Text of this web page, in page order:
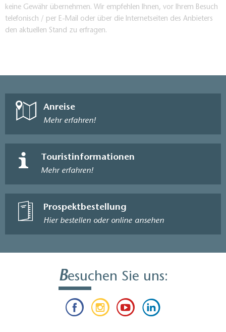
keine Gewähr übernehmen. Wir empfehlen Ihnen, vor Ihrem Besuch
telefonisch / per E-Mail oder über die Internetseiten des Anbieters
den aktuellen Stand zu erfragen.
Anreise
Mehr erfahren!
Touristinformationen
Mehr erfahren!
Prospektbestellung
Hier bestellen oder online ansehen
Besuchen Sie uns: